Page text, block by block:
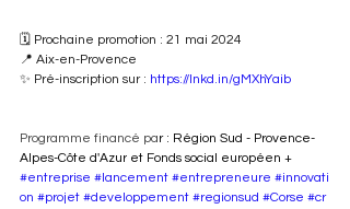
🗓️ Prochaine promotion : 21 mai 2024
📍 Aix-en-Provence
✨ Pré-inscription sur : https://lnkd.in/gMXhYaib
Programme financé par : Région Sud - Provence-
Alpes-Côte d'Azur et Fonds social européen +
#entreprise #lancement #entrepreneure #innovati
on #projet #developpement #regionsud #Corse #cr